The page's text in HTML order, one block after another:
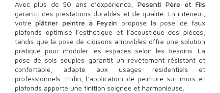
Avec plus de 50 ans d’expérience, Pesenti Père et Fils
garantit des prestations durables et de qualité. En intérieur,
votreplâtrier peintre à Feyzin propose la pose de faux
plafonds optimise l’esthétique et l’acoustique des pièces,
tandis que la pose de cloisons amovibles offre une solution
pratique pour moduler les espaces selon les besoins. La
pose de sols souples garantit un revêtement résistant et
confortable, adapté aux usages résidentiels et
professionnels. Enfin, l’application de peinture sur murs et
plafonds apporte une finition soignée et harmonieuse.